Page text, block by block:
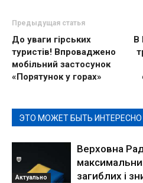
Предыдущая статья
До уваги гірських
туристів! Впроваджено
мобільний застосунок
«Порятунок у горах»
В
ЭТО МОЖЕТ БЫТЬ ИНТЕРЕСНО
Актуально
Верховна
загиблих і